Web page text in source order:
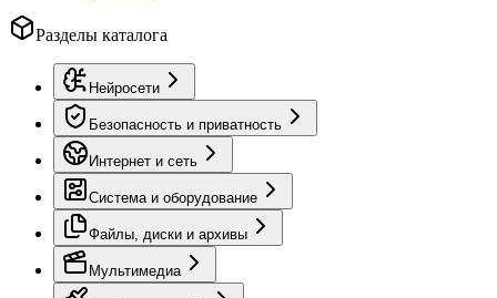
Разделы каталога
Нейросети
Безопасность и приватность
Интернет и сеть
Система и оборудование
Файлы, диски и архивы
Мультимедиа